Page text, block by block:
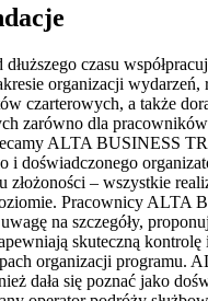
dłuższego czasu
organizacji wydarzeń,
czarterowych, a także
zarówno dla
ALTA BUSINESS
i doświadczonego
złożoności – wszystkie
Pracownicy ALTA
na szczegóły,
skuteczną kontrolę
organizacji programu.
dała się poznać jako